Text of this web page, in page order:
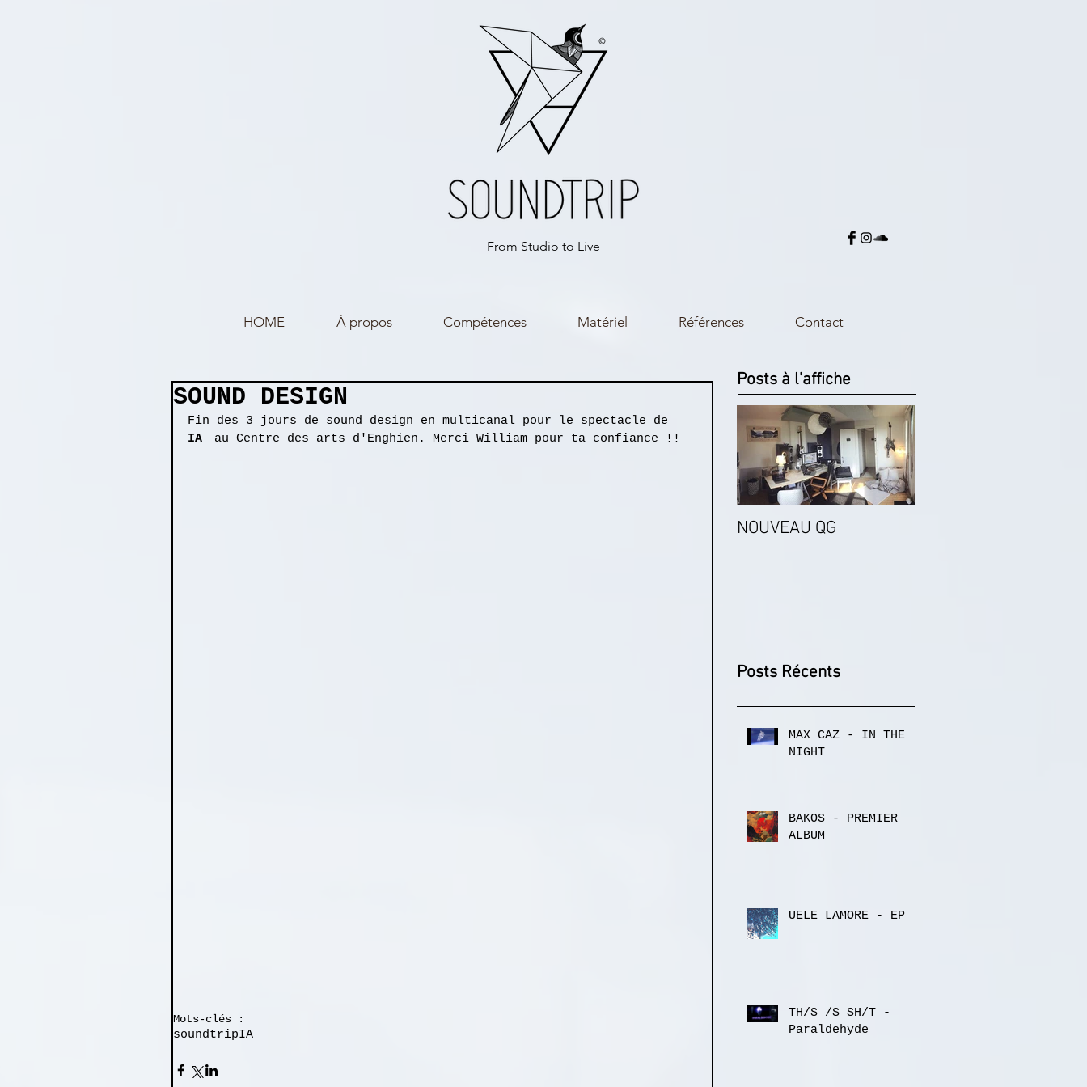
From Studio to Live
HOME À propos Compétences Matériel Références Contact
SOUND DESIGN
Fin des 3 jours de sound design en multicanal pour le spectacle de
IA au Centre des arts d'Enghien. Merci William pour ta confiance !!
Mots-clés :
soundtripIA
Posts à l'affiche
NOUVEAU QG
Posts Récents
MAX CAZ - IN THE
NIGHT
BAKOS - PREMIER
ALBUM
UELE LAMORE - EP
TH/S /S SH/T -
Paraldehyde